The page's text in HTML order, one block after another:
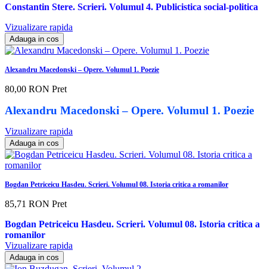
Constantin Stere. Scrieri. Volumul 4. Publicistica social-politica
Vizualizare rapida
Adauga in cos
Alexandru Macedonski – Opere. Volumul 1. Poezie
80,00 RON Pret
Alexandru Macedonski – Opere. Volumul 1. Poezie
Vizualizare rapida
Adauga in cos
Bogdan Petriceicu Hasdeu. Scrieri. Volumul 08. Istoria critica a romanilor
85,71 RON Pret
Bogdan Petriceicu Hasdeu. Scrieri. Volumul 08. Istoria critica a
romanilor
Vizualizare rapida
Adauga in cos